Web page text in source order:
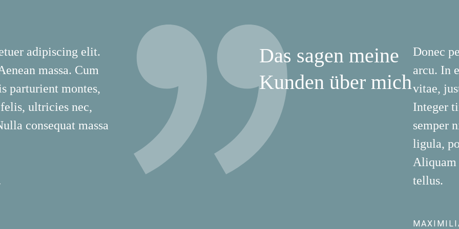
Das sagen meine
Kunden über mich
adipiscing elit.
massa. Cum
parturient montes,
ultricies nec,
consequat massa
Donec
arcu. In
vitae,
Integer
semper
ligula,
Aliquam
tellus.